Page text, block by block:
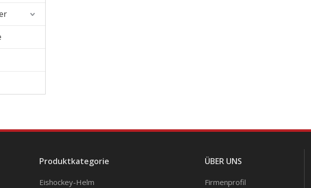
Produktkategorie
Eishockey-Helm
ÜBER UNS
Firmenprofil